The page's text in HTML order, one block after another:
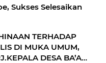
Sukses Selesaikan
TERHADAP
DI MUKA UMUM,
DESA BA’A